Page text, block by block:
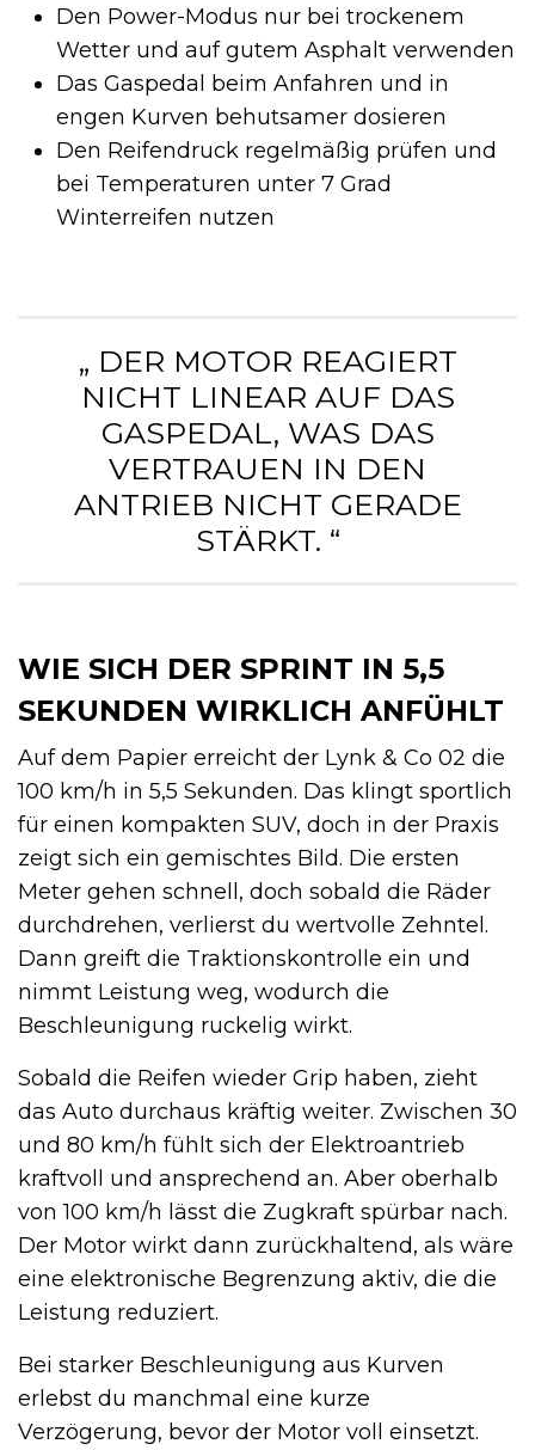
Den Power-Modus nur bei trockenem
Wetter und auf gutem Asphalt verwenden
Das Gaspedal beim Anfahren und in
engen Kurven behutsamer dosieren
Den Reifendruck regelmäßig prüfen und
bei Temperaturen unter 7 Grad
Winterreifen nutzen
„ DER MOTOR REAGIERT
NICHT LINEAR AUF DAS
GASPEDAL, WAS DAS
VERTRAUEN IN DEN
ANTRIEB NICHT GERADE
STÄRKT. “
WIE SICH DER SPRINT IN 5,5
SEKUNDEN WIRKLICH ANFÜHLT
Auf dem Papier erreicht der Lynk & Co 02 die
100 km/h in 5,5 Sekunden. Das klingt sportlich
für einen kompakten SUV, doch in der Praxis
zeigt sich ein gemischtes Bild. Die ersten
Meter gehen schnell, doch sobald die Räder
durchdrehen, verlierst du wertvolle Zehntel.
Dann greift die Traktionskontrolle ein und
nimmt Leistung weg, wodurch die
Beschleunigung ruckelig wirkt.
Sobald die Reifen wieder Grip haben, zieht
das Auto durchaus kräftig weiter. Zwischen 30
und 80 km/h fühlt sich der Elektroantrieb
kraftvoll und ansprechend an. Aber oberhalb
von 100 km/h lässt die Zugkraft spürbar nach.
Der Motor wirkt dann zurückhaltend, als wäre
eine elektronische Begrenzung aktiv, die die
Leistung reduziert.
Bei starker Beschleunigung aus Kurven
erlebst du manchmal eine kurze
Verzögerung, bevor der Motor voll einsetzt.